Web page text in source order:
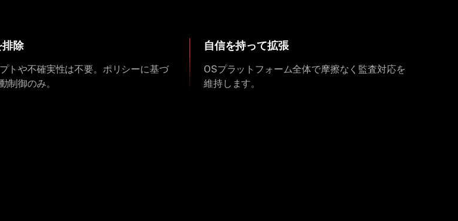
排除
トや不確実性は不要。ポリシーに基づ
制御のみ。
自信を持って拡張
OSプラットフォーム全体で摩擦なく監査対応を
維持します。